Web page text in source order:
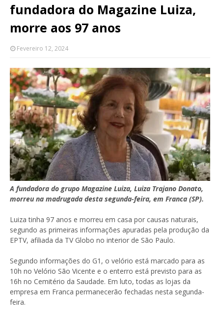
fundadora do Magazine Luiza,
morre aos 97 anos
Fevereiro 12, 2024
A fundadora do grupo Magazine Luiza, Luiza Trajano Donato,
morreu na madrugada desta segunda-feira, em Franca (SP).
Luiza tinha 97 anos e morreu em casa por causas naturais,
segundo as primeiras informações apuradas pela produção da
EPTV, afiliada da TV Globo no interior de São Paulo.
Segundo informações do G1, o velório está marcado para as
10h no Velório São Vicente e o enterro está previsto para as
16h no Cemitério da Saudade. Em luto, todas as lojas da
empresa em Franca permanecerão fechadas nesta segunda-
feira.